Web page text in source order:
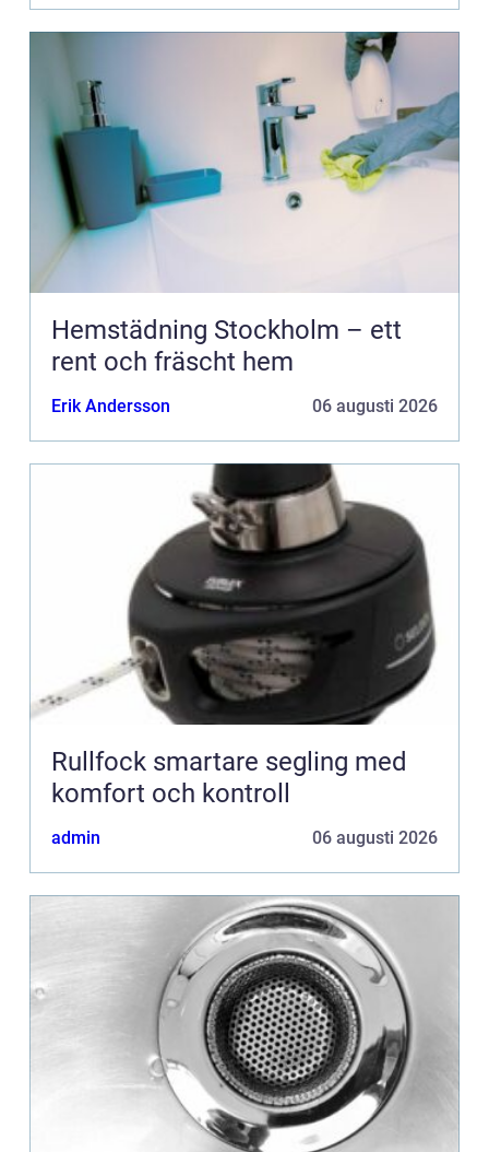
Hemstädning Stockholm – ett
rent och fräscht hem
Erik Andersson 06 augusti 2026
Rullfock smartare segling med
komfort och kontroll
admin 06 augusti 2026